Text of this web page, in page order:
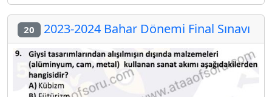
20 2023-2024 Bahar Dönemi Final Sınavı